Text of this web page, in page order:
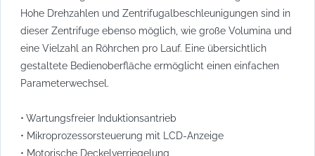
Hohe Drehzahlen und Zentrifugalbeschleunigungen sind in
dieser Zentrifuge ebenso möglich, wie große Volumina und
eine Vielzahl an Röhrchen pro Lauf. Eine übersichtlich
gestaltete Bedienoberfläche ermöglicht einen einfachen
Parameterwechsel.
• Wartungsfreier Induktionsantrieb
• Mikroprozessorsteuerung mit LCD-Anzeige
• Motorische Deckelverriegelung